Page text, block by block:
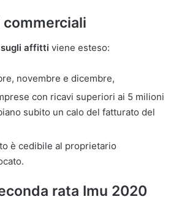
sugli affitti viene esteso:
novembre e dicembre,
con ricavi superiori ai 5 milioni
subito un calo del fatturato del
è cedibile al proprietario
rata Imu 2020